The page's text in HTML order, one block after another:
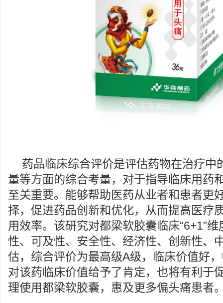
药品临床综合评价是评估药物在治疗中
量等方面的综合考量，对于指导临床用药
至关重要。能够帮助医药从业者和患者更
择，促进药品创新和优化，从而提高医疗
用效率。该研究对都梁软胶囊临床“6+1”
性、可及性、安全性、经济性、创新性、
估，综合评价为最高级A级，临床价值好
对该药临床价值给予了肯定，也将有利于
理使用都梁软胶囊，惠及更多偏头痛患者